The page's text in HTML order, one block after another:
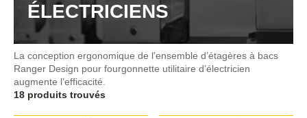
ÉLECTRICIENS
La conception ergonomique de l’ensemble d’étagères à bacs
Ranger Design pour fourgonnette utilitaire d’électricien
augmente l’efficacité.
18 produits trouvés